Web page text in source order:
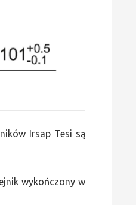
Irsap Tesi są
wykończony w